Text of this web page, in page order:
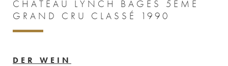
CHÂTEAU LYNCH BAGES 5ÈME
GRAND CRU CLASSÉ 1990
DER WEIN